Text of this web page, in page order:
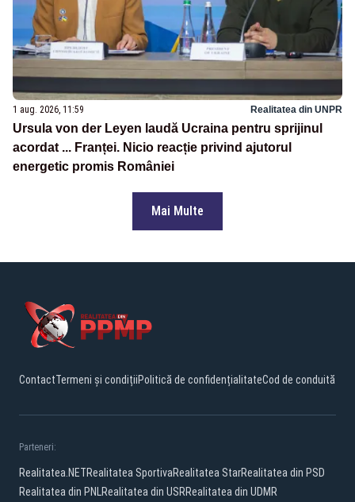
1 aug. 2026, 11:59 Realitatea din UNPR
Ursula von der Leyen laudă Ucraina pentru sprijinul
acordat ... Franței. Nicio reacție privind ajutorul
energetic promis României
Mai Multe
ContactTermeni și condițiiPolitică de confidențialitateCod de conduită
Parteneri:
Realitatea.NETRealitatea SportivaRealitatea StarRealitatea din PSD
Realitatea din PNLRealitatea din USRRealitatea din UDMR